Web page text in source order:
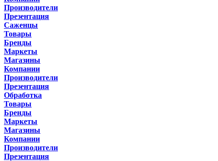
Производители
Презентация
Саженцы
Товары
Бренды
Маркеты
Магазины
Компании
Производители
Презентация
Обработка
Товары
Бренды
Маркеты
Магазины
Компании
Производители
Презентация